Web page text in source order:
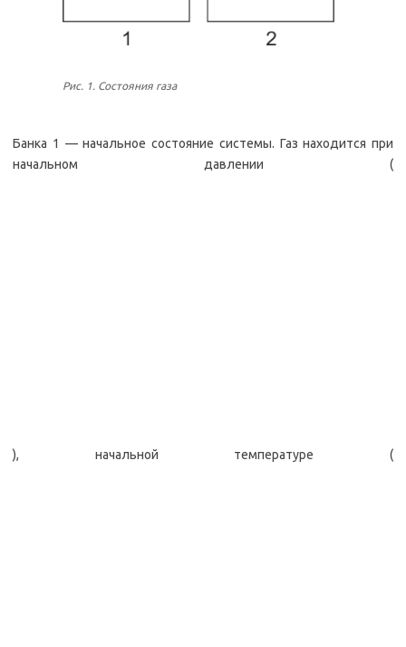
Рис. 1. Состояния газа
Банка 1 — начальное состояние системы. Газ находится при
начальном давлении (
), начальной температуре (